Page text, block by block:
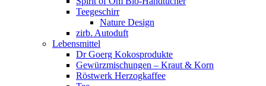
Teegeschirr
Nature Design
zirb. Autoduft
Lebensmittel
Dr Goerg Kokosprodukte
Gewürzmischungen – Kraut & Korn
Röstwerk Herzogkaffee